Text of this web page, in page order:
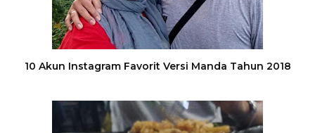
10 Akun Instagram Favorit Versi Manda Tahun 2018